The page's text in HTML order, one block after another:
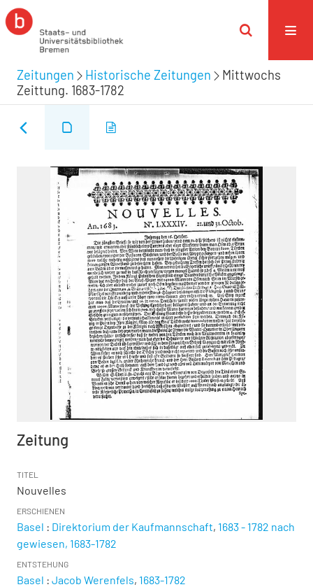
Zeitungen Historische Zeitungen
Mittwochs
Zeittung. 1683-1782
Zeitung
TITEL
Nouvelles
ERSCHIENEN
Basel : Direktorium der Kaufmannschaft, 1683 - 1782 nach
gewiesen, 1683-1782
ENTSTEHUNG
Basel : Jacob Werenfels, 1683-1782